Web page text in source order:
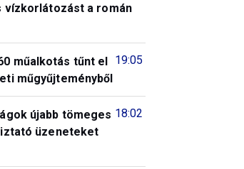
vízkorlátozást a román
19:05
műalkotás tűnt el
műgyűjteményből
18:02
újabb tömeges
üzeneteket